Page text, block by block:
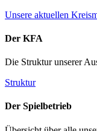
Unsere aktuellen
Der KFA
Die Struktur unserer
Struktur
Der Spielbetrieb